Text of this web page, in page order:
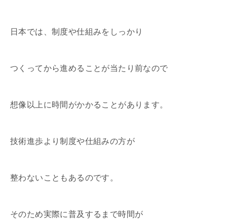
日本では、制度や仕組みをしっかり
つくってから進めることが当たり前なので
想像以上に時間がかかることがあります。
技術進歩より制度や仕組みの方が
整わないこともあるのです。
そのため実際に普及するまで時間が